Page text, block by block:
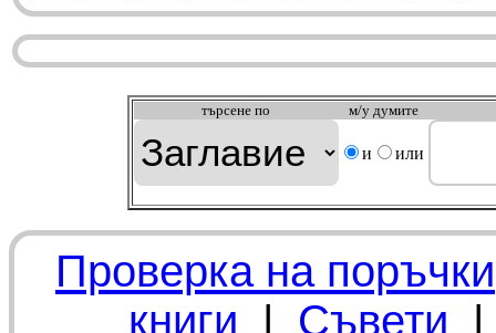
търсeне по м/у думите
и или
Проверка на поръчки
книги | Съвети